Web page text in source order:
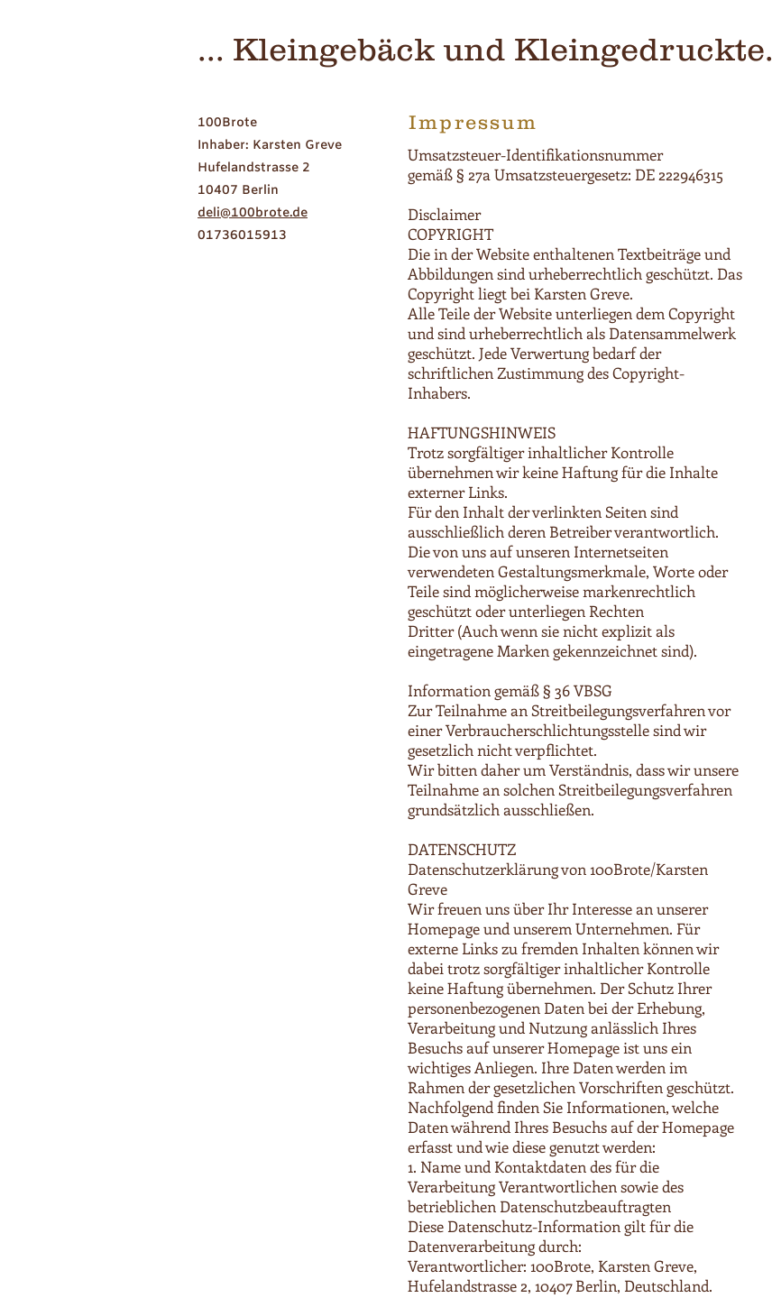
... Kleingebäck und Kleingedruckte.
100Brote
Inhaber: Karsten Greve
Hufelandstrasse 2
10407 Berlin
deli@100brote.de
01736015913
Impressum
Umsatzsteuer-Identifikationsnummer
gemäß § 27a Umsatzsteuergesetz: DE 222946315
Disclaimer
COPYRIGHT
Die in der Website enthaltenen Textbeiträge und
Abbildungen sind urheberrechtlich geschützt. Das
Copyright liegt bei Karsten Greve.
Alle Teile der Website unterliegen dem Copyright
und sind urheberrechtlich als Datensammelwerk
geschützt. Jede Verwertung bedarf der
schriftlichen Zustimmung des Copyright-
Inhabers.
HAFTUNGSHINWEIS
Trotz sorgfältiger inhaltlicher Kontrolle
übernehmen wir keine Haftung für die Inhalte
externer Links.
Für den Inhalt der verlinkten Seiten sind
ausschließlich deren Betreiber verantwortlich.
Die von uns auf unseren Internetseiten
verwendeten Gestaltungsmerkmale, Worte oder
Teile sind möglicherweise markenrechtlich
geschützt oder unterliegen Rechten
Dritter (Auch wenn sie nicht explizit als
eingetragene Marken gekennzeichnet sind).
Information gemäß § 36 VBSG
Zur Teilnahme an Streitbeilegungsverfahren vor
einer Verbraucherschlichtungsstelle sind wir
gesetzlich nicht verpflichtet.
Wir bitten daher um Verständnis, dass wir unsere
Teilnahme an solchen Streitbeilegungsverfahren
grundsätzlich ausschließen.
DATENSCHUTZ
Datenschutzerklärung von 100Brote/Karsten
Greve
Wir freuen uns über Ihr Interesse an unserer
Homepage und unserem Unternehmen. Für
externe Links zu fremden Inhalten können wir
dabei trotz sorgfältiger inhaltlicher Kontrolle
keine Haftung übernehmen. Der Schutz Ihrer
personenbezogenen Daten bei der Erhebung,
Verarbeitung und Nutzung anlässlich Ihres
Besuchs auf unserer Homepage ist uns ein
wichtiges Anliegen. Ihre Daten werden im
Rahmen der gesetzlichen Vorschriften geschützt.
Nachfolgend finden Sie Informationen, welche
Daten während Ihres Besuchs auf der Homepage
erfasst und wie diese genutzt werden:
1. Name und Kontaktdaten des für die
Verarbeitung Verantwortlichen sowie des
betrieblichen Datenschutzbeauftragten
Diese Datenschutz-Information gilt für die
Datenverarbeitung durch:
Verantwortlicher: 100Brote, Karsten Greve,
Hufelandstrasse 2, 10407 Berlin, Deutschland.